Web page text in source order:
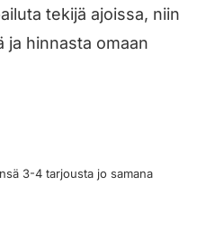
tekijä ajoissa, niin
ja hinnasta omaan
3-4 tarjousta jo samana